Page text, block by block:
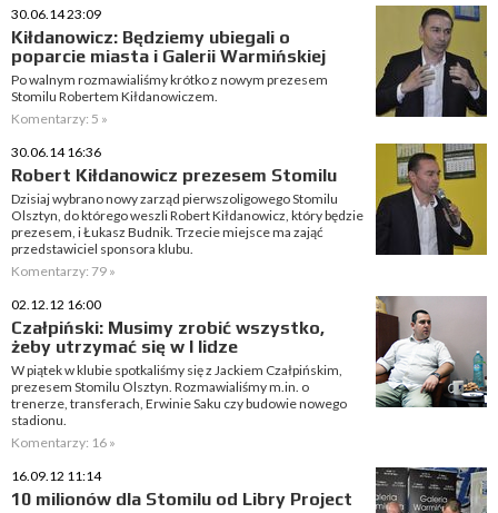
30.06.14 23:09
Kiłdanowicz: Będziemy ubiegali o
poparcie miasta i Galerii Warmińskiej
Po walnym rozmawialiśmy krótko z nowym prezesem
Stomilu Robertem Kiłdanowiczem.
Komentarzy: 5 »
30.06.14 16:36
Robert Kiłdanowicz prezesem Stomilu
Dzisiaj wybrano nowy zarząd pierwszoligowego Stomilu
Olsztyn, do którego weszli Robert Kiłdanowicz, który będzie
prezesem, i Łukasz Budnik. Trzecie miejsce ma zająć
przedstawiciel sponsora klubu.
Komentarzy: 79 »
02.12.12 16:00
Czałpiński: Musimy zrobić wszystko,
żeby utrzymać się w I lidze
W piątek w klubie spotkaliśmy się z Jackiem Czałpińskim,
prezesem Stomilu Olsztyn. Rozmawialiśmy m.in. o
trenerze, transferach, Erwinie Saku czy budowie nowego
stadionu.
Komentarzy: 16 »
16.09.12 11:14
10 milionów dla Stomilu od Libry Project